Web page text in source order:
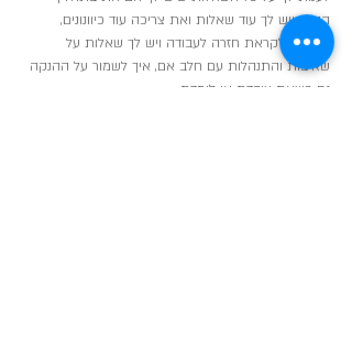
הנקה ויש לך עוד שאלות ואת צריכה עוד כיוונונים,
אם את לקראת חזרה לעבודה ויש לך שאלות על
שאיבות והתנהלות עם חלב אם, איך לשמור על ההנקה
גם כשאת עובדת או לומדת,